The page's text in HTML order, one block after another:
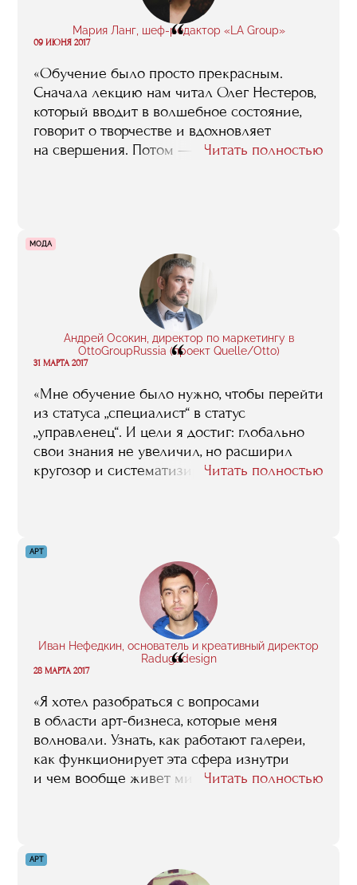
Мария Ланг, шеф-редактор «LA Group»
“
09 ИЮНЯ 2017
«Обучение было просто прекрасным.
Сначала лекцию нам читал Олег Нестеров,
который вводит в волшебное состояние,
говорит о творчестве и вдохновляет
на свершения. Потом — Евгений Сафронов,
от работы в шоу-бизнесе. Было много
практических лекций про то, как устроена
билетная политика или как организовать
гастроли. Все эти лекции мне помогли —
я понимаю, с кем работаю, понимаю, что
входит в зону ответственности менеджера
звезды и как найти с ним общий язык».
Читать полностью
МОДА
Андрей Осокин, директор по маркетингу в
OttoGroupRussia (проект Quelle/Otto)
“
31 МАРТА 2017
«Мне обучение было нужно, чтобы перейти
из статуса „специалист“ в статус
„управленец“. И цели я достиг: глобально
свои знания не увеличил, но расширил
кругозор и систематизировал знания. И,
У меня колоссальное количество
профессиональных связей, знакомых
и друзей благодаря RMA. Важно уметь
правильно подходить к обучению, потому
что в RMA многое дают, но этими
возможностями нужно уметь
воспользоваться. Здесь открывается много
но результат обучения всегда зависит
от тебя».
Читать полностью
АРТ
Иван Нефедкин, основатель и креативный директор
Radugadesign
“
28 МАРТА 2017
«Я хотел разобраться с вопросами
в области арт-бизнеса, которые меня
волновали. Узнать, как работают галереи,
как функционирует эта сфера изнутри
и чем вообще живет мировой арт-рынок.
Я познакомился и пообщался на лекциях
с разными специалистами и экспертами
Читать полностью
АРТ